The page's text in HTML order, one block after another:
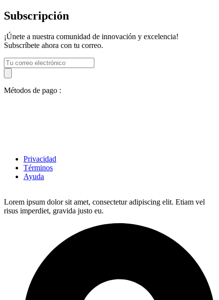
Subscripción
¡Únete a nuestra comunidad de innovación y excelencia!
Subscríbete ahora con tu correo.
Métodos de pago :
Privacidad
Términos
Ayuda
Lorem ipsum dolor sit amet, consectetur adipiscing elit. Etiam vel
risus imperdiet, gravida justo eu.